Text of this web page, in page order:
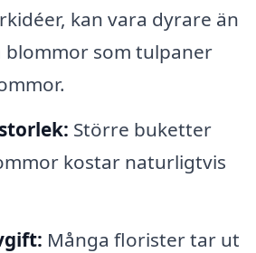
kan vara dyrare än
blommor som tulpaner
Större buketter
kostar naturligtvis
Många florister tar ut